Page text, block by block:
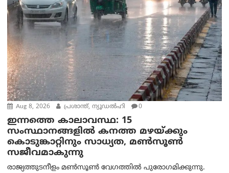
Aug 8, 2026 പ്രശാന്ത്, ന്യൂഡല്‍ഹി 0
ഇന്നത്തെ കാലാവസ്ഥ: 15
സംസ്ഥാനങ്ങളിൽ കനത്ത മഴയ്ക്കും
കൊടുങ്കാറ്റിനും സാധ്യത, മൺസൂൺ
സജീവമാകുന്നു
രാജ്യത്തുടനീളം മൺസൂൺ വേഗത്തിൽ പുരോഗമിക്കുന്നു.